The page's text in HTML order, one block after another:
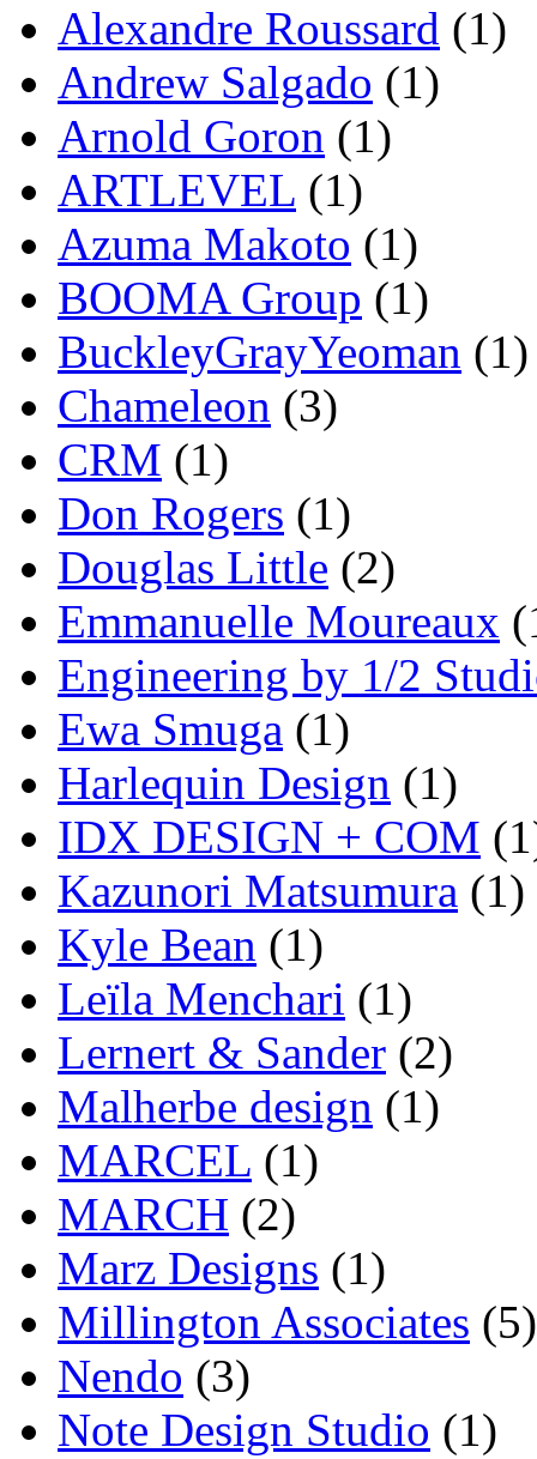
Alexandre Roussard (1)
Andrew Salgado (1)
Arnold Goron (1)
ARTLEVEL (1)
Azuma Makoto (1)
BOOMA Group (1)
BuckleyGrayYeoman (1)
Chameleon (3)
CRM (1)
Don Rogers (1)
Douglas Little (2)
Emmanuelle Moureaux
Engineering by 1/2
Ewa Smuga (1)
Harlequin Design (1)
IDX DESIGN + COM
Kazunori Matsumura (1)
Kyle Bean (1)
Leïla Menchari (1)
Lernert & Sander (2)
Malherbe design (1)
MARCEL (1)
MARCH (2)
Marz Designs (1)
Millington Associates (5)
Nendo (3)
Note Design Studio (1)